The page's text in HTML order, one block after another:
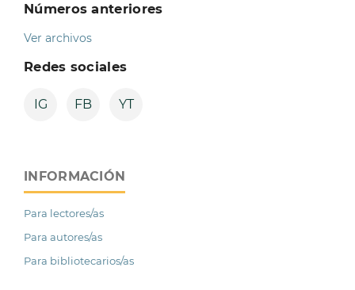
Números anteriores
Ver archivos
Redes sociales
IG FB YT
INFORMACIÓN
Para lectores/as
Para autores/as
Para bibliotecarios/as